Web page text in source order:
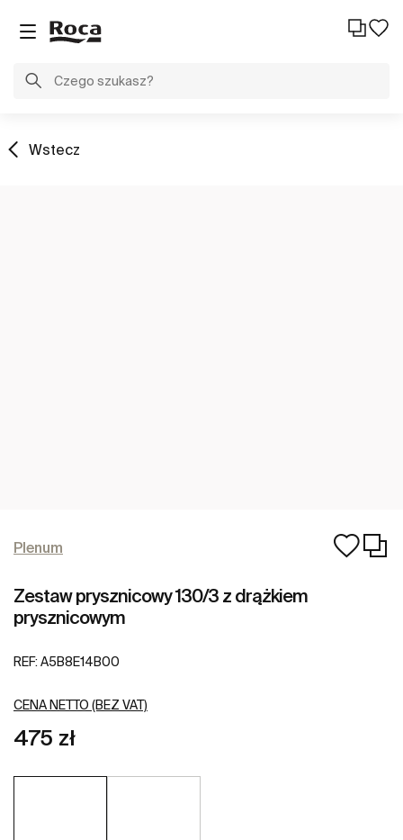
Wstecz
Plenum
Zestaw prysznicowy 130/3 z drążkiem
prysznicowym
REF: A5B8E14B00
CENA NETTO (BEZ VAT)
475 zł